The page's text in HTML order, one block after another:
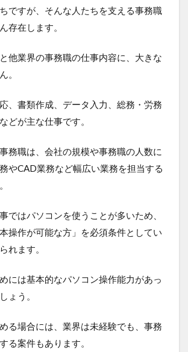
ですが、そんな人たちを支える事務職
存在します。
他業界の事務職の仕事内容に、大きな
。
、書類作成、データ入力、総務・労務
どが主な仕事です。
務職は、会社の規模や事務職の人数に
やCAD業務など幅広い業務を担当する
ではパソコンを使うことが多いため、
本操作が可能な方」を必須条件としてい
れます。
には基本的なパソコン操作能力があっ
ょう。
る場合には、業界は未経験でも、事務
る案件もあります。